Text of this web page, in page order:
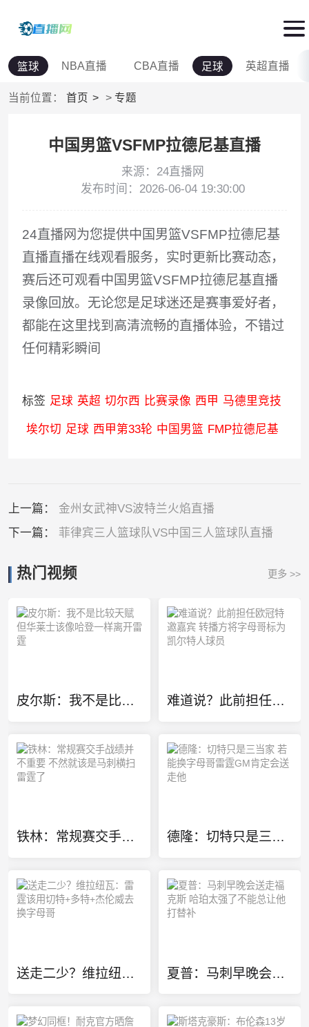
篮球 NBA直播 CBA直播 足球 英超直播
当前位置： 首页 > 专题
中国男篮VSFMP拉德尼基直播
来源：24直播网
发布时间：2026-06-04 19:30:00
24直播网为您提供中国男篮VSFMP拉德尼基
直播直播在线观看服务，实时更新比赛动态，
赛后还可观看中国男篮VSFMP拉德尼基直播
录像回放。无论您是足球迷还是赛事爱好者，
都能在这里找到高清流畅的直播体验，不错过
任何精彩瞬间
标签 足球 英超 切尔西 比赛录像 西甲 马德里竞技
埃尔切 足球 西甲第33轮 中国男篮 FMP拉德尼基
上一篇： 金州女武神VS波特兰火焰直播
下一篇： 菲律宾三人篮球队VS中国三人篮球队直播
热门视频 更多 >>
皮尔斯：我不是比较天赋 但华莱士该像哈登一样离开雷霆 难道说？此前担任欧冠特邀嘉宾 转播方将字母哥标为凯尔特人球员
铁林：常规赛交手战绩并不重要 不然就该是马刺横扫雷霆了 德隆：切特只是三当家 若能换字母哥雷霆GM肯定会送走他
送走二少？维拉纽瓦：雷霆该用切特+多特+杰伦威去换字母哥 夏普：马刺早晚会送走福克斯 哈珀太强了不能总让他打替补